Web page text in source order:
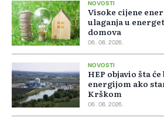
NOVOSTI
Visoke cijene
ulaganja u
domova
06. 08. 2026.
NOVOSTI
HEP objavio šta
energijom ako
Krškom
06. 08. 2026.